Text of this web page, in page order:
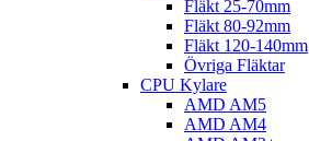
Fläkt 25-70mm
Fläkt 80-92mm
Fläkt 120-140mm
Övriga Fläktar
CPU Kylare
AMD AM5
AMD AM4